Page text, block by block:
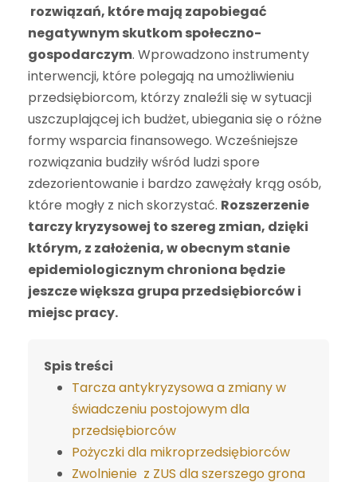
rozwiązań, które mają zapobiegać
negatywnym skutkom społeczno-
gospodarczym. Wprowadzono instrumenty
interwencji, które polegają na umożliwieniu
przedsiębiorcom, którzy znaleźli się w sytuacji
uszczuplającej ich budżet, ubiegania się o różne
formy wsparcia finansowego. Wcześniejsze
rozwiązania budziły wśród ludzi spore
zdezorientowanie i bardzo zawężały krąg osób,
które mogły z nich skorzystać. Rozszerzenie
tarczy kryzysowej to szereg zmian, dzięki
którym, z założenia, w obecnym stanie
epidemiologicznym chroniona będzie
jeszcze większa grupa przedsiębiorców i
miejsc pracy.
Spis treści
Tarcza antykryzysowa a zmiany w
świadczeniu postojowym dla
przedsiębiorców
Pożyczki dla mikroprzedsiębiorców
Zwolnienie z ZUS dla szerszego grona